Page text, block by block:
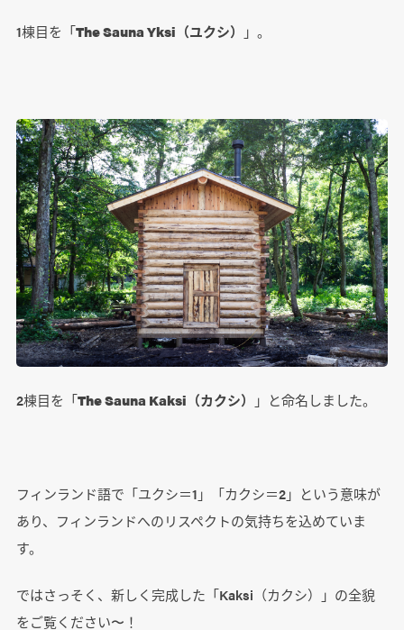
1棟目を「The Sauna Yksi（ユクシ） 」。
2棟目を「The Sauna Kaksi（カクシ） 」と命名しました。
フィンランド語で「ユクシ＝1」「カクシ＝2」という意味が
あり、フィンランドへのリスペクトの気持ちを込めていま
す。
ではさっそく、新しく完成した「Kaksi（カクシ）」の全貌
をご覧ください〜！